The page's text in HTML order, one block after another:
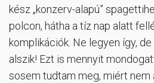
kész „konzerv-alapú”
polcon, hátha a tíz nap alatt
komplikációk. Ne legyen így,
alszik! Ezt is mennyit
sosem tudtam meg, miért nem